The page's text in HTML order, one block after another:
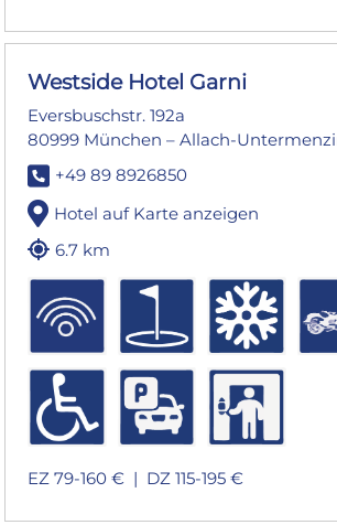
Westside Hotel Garni
Eversbuschstr. 192a
80999 München – Allach-
+49 89 8926850
Hotel auf Karte anzeigen
6.7 km
EZ 79-160 € | DZ 115-195 €